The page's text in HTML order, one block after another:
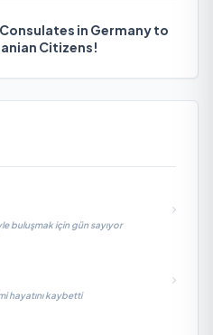
in Germany to
Citizens!
buluşmak için gün sayıyor
hayatını kaybetti